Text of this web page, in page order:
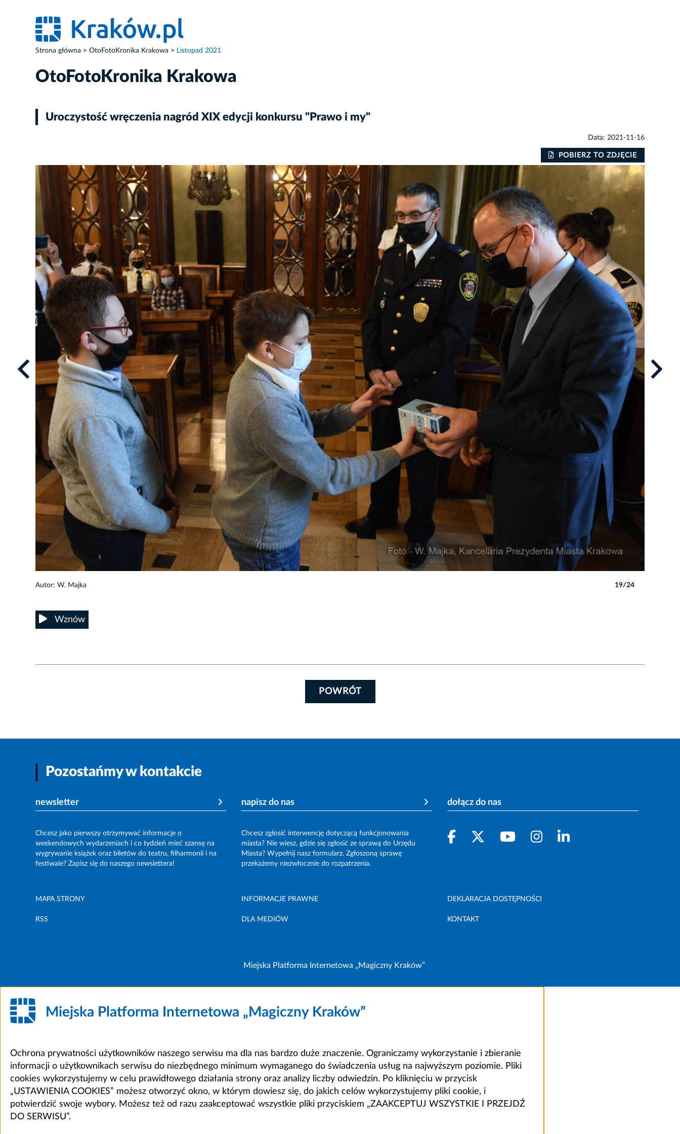
Strona główna OtoFotoKronika Krakowa Listopad 2021
OtoFotoKronika Krakowa
Uroczystość wręczenia nagród XIX edycji konkursu "Prawo i my"
Data: 2021-11-16
POBIERZ TO ZDJĘCIE
Autor: W. Majka 19/24
Wznów
POWRÓT
Pozostańmy w kontakcie
newsletter
Chcesz jako pierwszy otrzymywać informacje o
weekendowych wydarzeniach i co tydzień mieć szansę na
wygrywanie książek oraz biletów do teatru, filharmonii i na
festiwale? Zapisz się do naszego newslettera!
napisz do nas
Chcesz zgłosić interwencję dotyczącą funkcjonowania
miasta? Nie wiesz, gdzie się zgłosić ze sprawą do Urzędu
Miasta? Wypełnij nasz formularz. Zgłoszoną sprawę
przekażemy niezwłocznie do rozpatrzenia.
dołącz do nas
MAPA STRONY INFORMACJE PRAWNE DEKLARACJA DOSTĘPNOŚCI
RSS DLA MEDIÓW KONTAKT
Miejska Platforma Internetowa „Magiczny Kraków”
Miejska Platforma Internetowa „Magiczny Kraków”
Ochrona prywatności użytkowników naszego serwisu ma dla nas bardzo duże znaczenie. Ograniczamy wykorzystanie i zbieranie
informacji o użytkownikach serwisu do niezbędnego minimum wymaganego do świadczenia usług na najwyższym poziomie. Pliki
cookies wykorzystujemy w celu prawidłowego działania strony oraz analizy liczby odwiedzin. Po kliknięciu w przycisk
„USTAWIENIA COOKIES” możesz otworzyć okno, w którym dowiesz się, do jakich celów wykorzystujemy pliki cookie, i
potwierdzić swoje wybory. Możesz też od razu zaakceptować wszystkie pliki przyciskiem „ZAAKCEPTUJ WSZYSTKIE I PRZEJDŹ
DO SERWISU”.